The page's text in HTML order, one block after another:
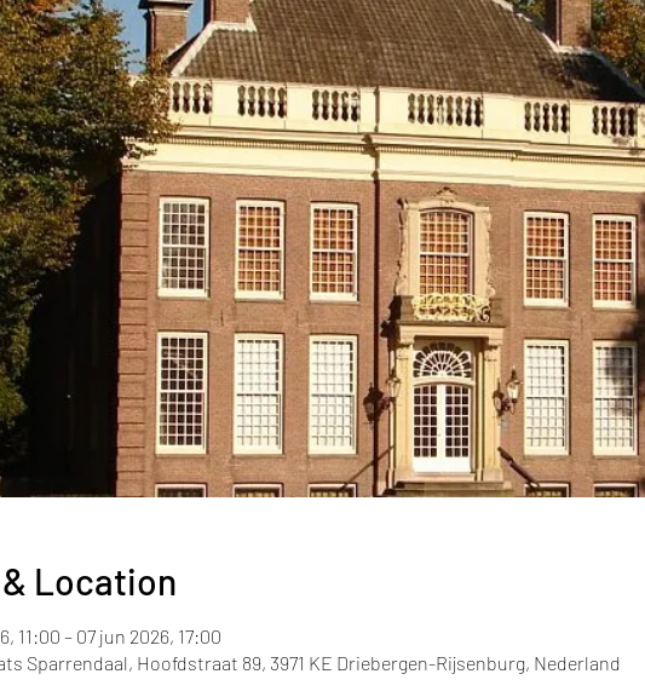
Location
11:00 – 07 jun 2026, 17:00
Sparrendaal, Hoofdstraat 89, 3971 KE Driebergen-Rijsenburg, Nederland